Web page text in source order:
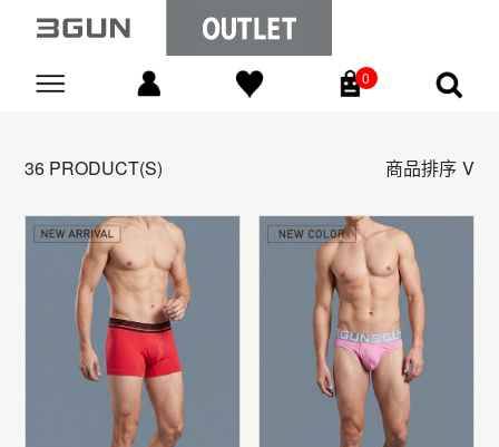
0
36 PRODUCT(S) 商品排序